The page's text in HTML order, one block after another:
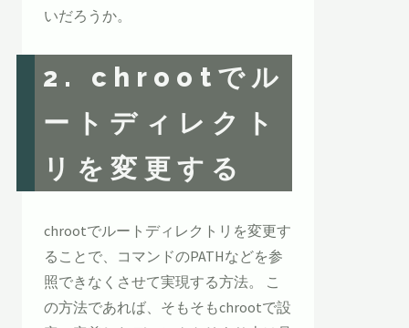
いだろうか。
2. chrootでル
ートディレクト
リを変更する
chrootでルートディレクトリを変更す
ることで、コマンドのPATHなどを参
照できなくさせて実現する方法。 こ
の方法であれば、そもそもchrootで設